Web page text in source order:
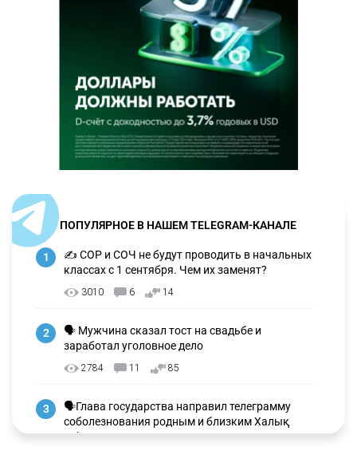
ПОПУЛЯРНОЕ В НАШЕМ TELEGRAM-КАНАЛЕ
1
✍️ СОР и СОЧ не будут проводить в начальных
классах с 1 сентября. Чем их заменят?
3010 6 14
2
🗣 Мужчина сказал тост на свадьбе и
заработал уголовное дело
2784 11 85
3
🗣Глава государства направил телеграмму
соболезнования родным и близким Халық
қаһарманы Ивана Гапича